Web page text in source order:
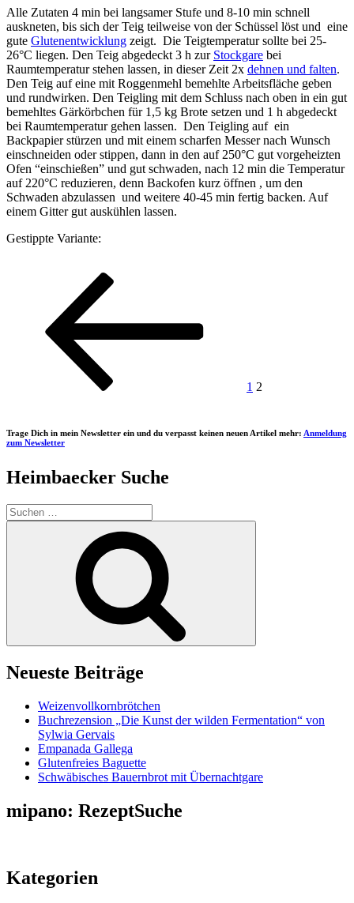
Alle Zutaten 4 min bei langsamer Stufe und 8-10 min schnell
auskneten, bis sich der Teig teilweise von der Schüssel löst und eine
gute Glutenentwicklung zeigt. Die Teigtemperatur sollte bei 25-
26°C liegen. Den Teig abgedeckt 3 h zur Stockgare bei
Raumtemperatur stehen lassen, in dieser Zeit 2x dehnen und falten.
Den Teig auf eine mit Roggenmehl bemehlte Arbeitsfläche geben
und rundwirken. Den Teigling mit dem Schluss nach oben in ein gut
bemehltes Gärkörbchen für 1,5 kg Brote setzen und 1 h abgedeckt
bei Raumtemperatur gehen lassen. Den Teigling auf ein
Backpapier stürzen und mit einem scharfen Messer nach Wunsch
einschneiden oder stippen, dann in den auf 250°C gut vorgeheizten
Ofen “einschießen” und gut schwaden, nach 12 min die Temperatur
auf 220°C reduzieren, denn Backofen kurz öffnen , um den
Schwaden abzulassen und weitere 40-45 min fertig backen. Auf
einem Gitter gut auskühlen lassen.
Gestippte Variante:
Seitennummerierung
Beiträge
1 2
Trage Dich in mein Newsletter ein und du verpasst keinen neuen Artikel mehr: Anmeldung
zum Newsletter
Heimbaecker Suche
Suchen
nach:
Neueste Beiträge
Weizenvollkornbrötchen
Buchrezension „Die Kunst der wilden Fermentation“ von
Sylwia Gervais
Empanada Gallega
Glutenfreies Baguette
Schwäbisches Bauernbrot mit Übernachtgare
mipano: RezeptSuche
Kategorien